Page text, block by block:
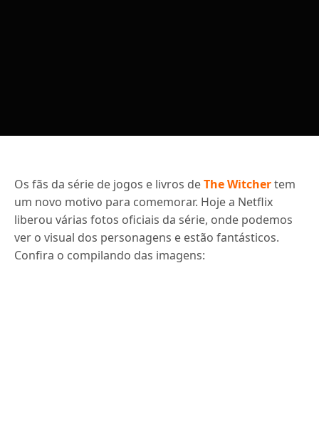
Os fãs da série de jogos e livros deThe Witchertem
um novo motivo para comemorar. Hoje a Netflix
liberou várias fotos oficiais da série, onde podemos
ver o visual dos personagens e estão fantásticos.
Confira o compilando das imagens: